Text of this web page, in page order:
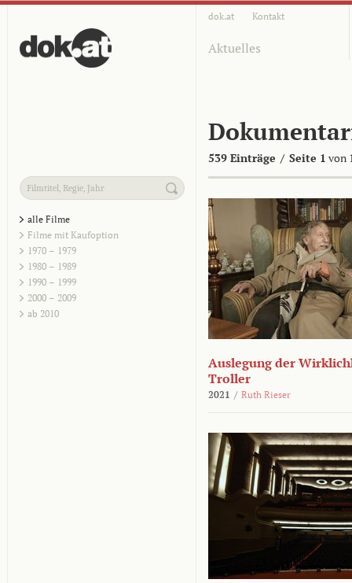
dok.at Kontakt
Aktuelles
539 Einträge / Seite 1 von
alle Filme
Filme mit Kaufoption
1970 – 1979
1980 – 1989
1990 – 1999
2000 – 2009
ab 2010
Auslegung der
Troller
2021 / Ruth Rieser